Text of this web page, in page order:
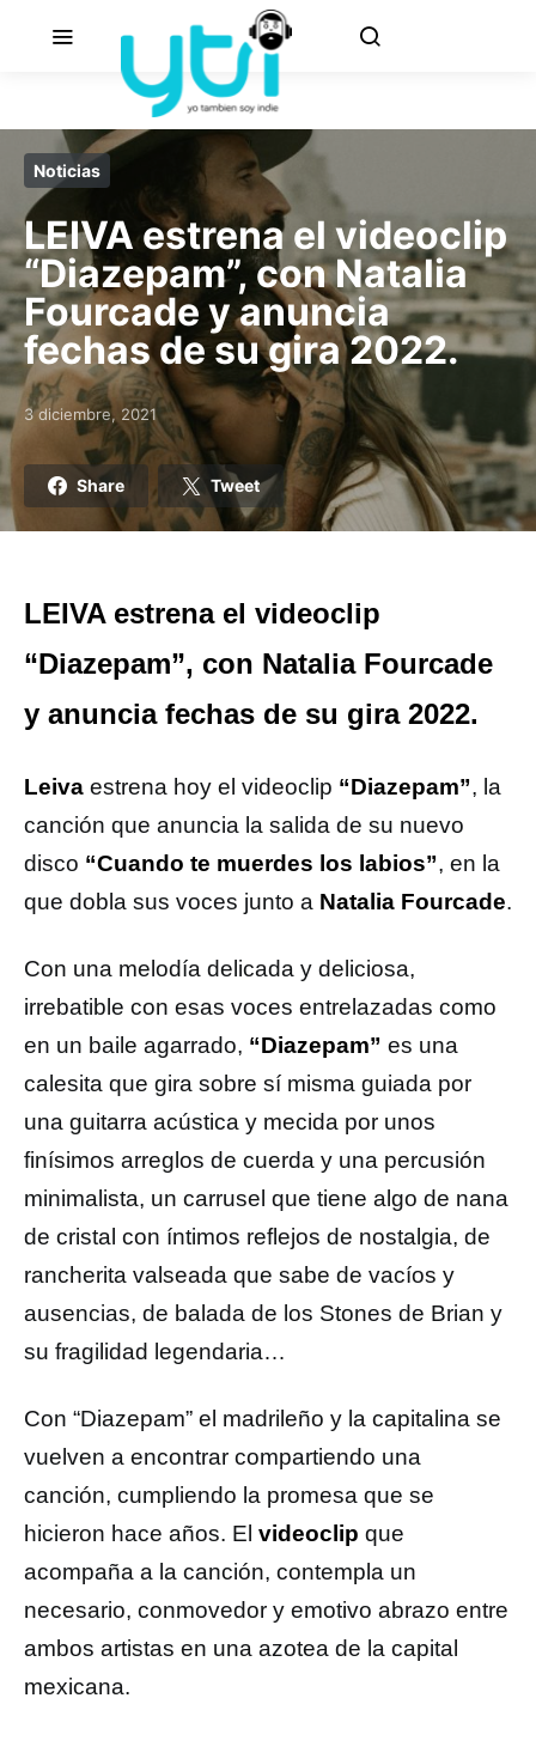
Noticias
LEIVA estrena el videoclip
“Diazepam”, con Natalia
Fourcade y anuncia
fechas de su gira 2022.
Posted on
3 diciembre, 2021
Share Tweet
LEIVA estrena el videoclip
“Diazepam”, con Natalia Fourcade
y anuncia fechas de su gira 2022.
Leiva estrena hoy el videoclip “Diazepam”, la
canción que anuncia la salida de su nuevo
disco “Cuando te muerdes los labios”, en la
que dobla sus voces junto a Natalia Fourcade.
Con una melodía delicada y deliciosa,
irrebatible con esas voces entrelazadas como
en un baile agarrado, “Diazepam” es una
calesita que gira sobre sí misma guiada por
una guitarra acústica y mecida por unos
finísimos arreglos de cuerda y una percusión
minimalista, un carrusel que tiene algo de nana
de cristal con íntimos reflejos de nostalgia, de
rancherita valseada que sabe de vacíos y
ausencias, de balada de los Stones de Brian y
su fragilidad legendaria…
Con “Diazepam” el madrileño y la capitalina se
vuelven a encontrar compartiendo una
canción, cumpliendo la promesa que se
hicieron hace años. El videoclip que
acompaña a la canción, contempla un
necesario, conmovedor y emotivo abrazo entre
ambos artistas en una azotea de la capital
mexicana.